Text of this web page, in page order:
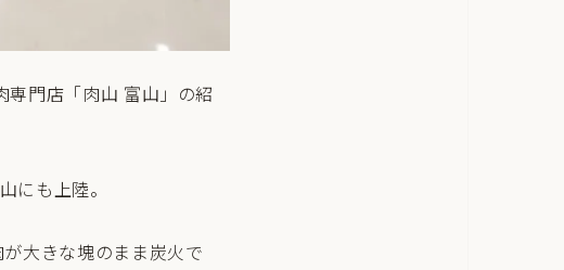
門店「肉山 富山」の紹
にも上陸。
大きな塊のまま炭火で